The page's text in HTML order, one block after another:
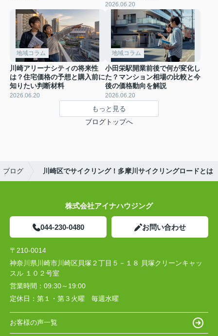
2026.06.20
地域コラム
川崎アリーナシティの将来性
は？住宅価格の予想と購入前に
知りたい判断材料
2026.06.20
地域コラム
小田栄駅開業前後で何が変化し
た？マンション相場の比較と今
後の価格動向を解説
2026.06.20
もっと見る
ブログトップへ
ブログ 川崎区でサイクリング！多摩川サイクリングロードとは
株式会社アイナハウジング
044-230-0480 お問い合わせ
〒210-0014
神奈川県川崎市川崎区貝塚２丁目５－１８ 貝塚クリーンキャッ
スル １０２号室
営業時間： 09:30～19:00
定休日： 第１・第３火曜 毎週水曜
お客様の声一覧